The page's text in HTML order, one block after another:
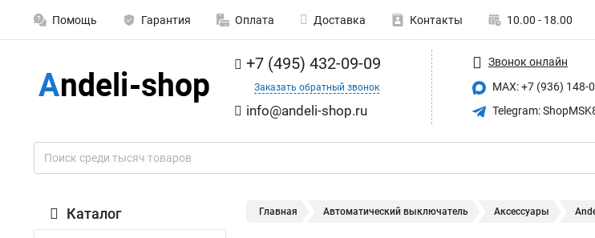
Помощь Гарантия Оплата Доставка Контакты 10.00 - 18.00
+7 (495) 432-09-09
Заказать обратный звонок
info@andeli-shop.ru
Звонок онлайн
MAX: +7 (936) 148-
Telegram:
Каталог Главная Автоматический выключатель Аксессуары